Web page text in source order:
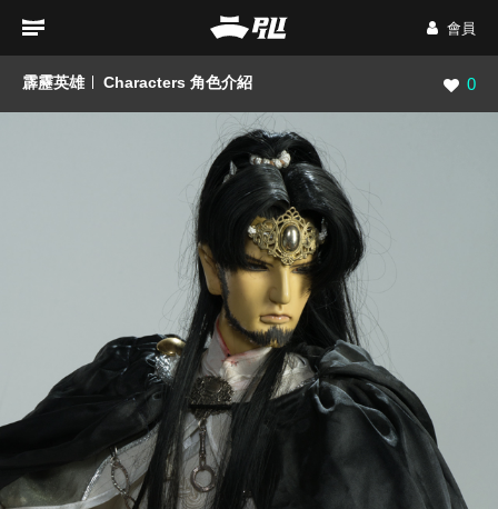
會員
霹靂英雄 Characters 角色介紹 瀏覽
0